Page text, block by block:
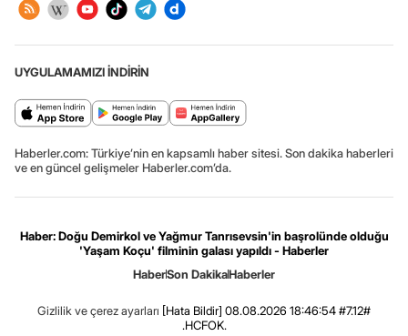
UYGULAMAMIZI İNDİRİN
Haberler.com: Türkiye’nin en kapsamlı haber sitesi. Son dakika haberleri
ve en güncel gelişmeler Haberler.com’da.
Haber: Doğu Demirkol ve Yağmur Tanrısevsin'in başrolünde olduğu
'Yaşam Koçu' filminin galası yapıldı - Haberler
HaberSon DakikaHaberler
Gizlilik ve çerez ayarları [Hata Bildir] 08.08.2026 18:46:54 #7.12#
.HCFOK.